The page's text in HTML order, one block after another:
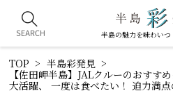
半島の魅力を味わいつ
TOP
半島彩発見
【佐田岬半島】JALクルーのおすす
大活躍、 一度は食べたい！ 迫力満点